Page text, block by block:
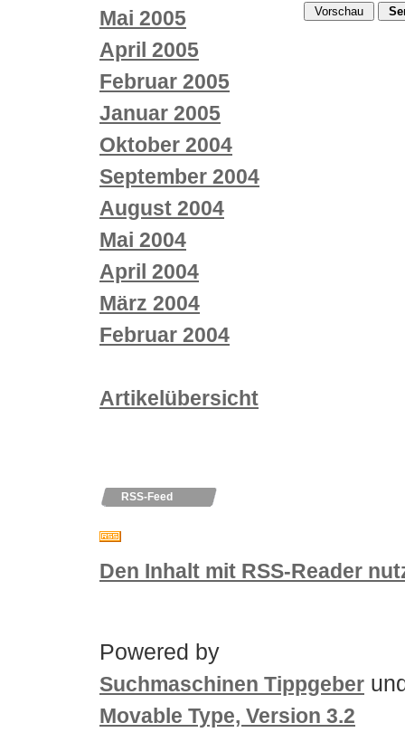
Mai 2005
April 2005
Februar 2005
Januar 2005
Oktober 2004
September 2004
August 2004
Mai 2004
April 2004
März 2004
Februar 2004
Artikelübersicht
RSS-Feed
Den Inhalt mit RSS-Reader
Powered by
Suchmaschinen Tippgeber
Movable Type, Version 3.2